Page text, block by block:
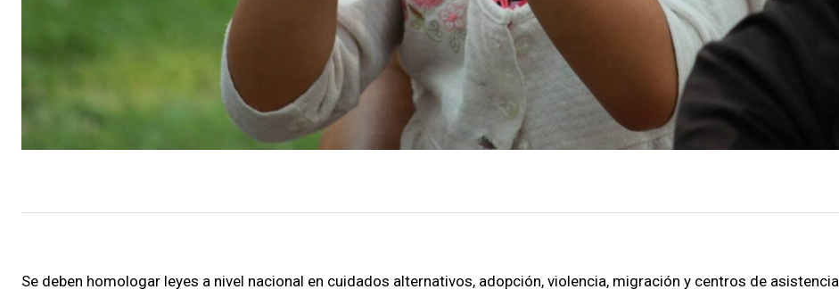
Se deben homologar leyes a nivel nacional en cuidados alternativos, adopción, violencia, migración y centros de asistencia